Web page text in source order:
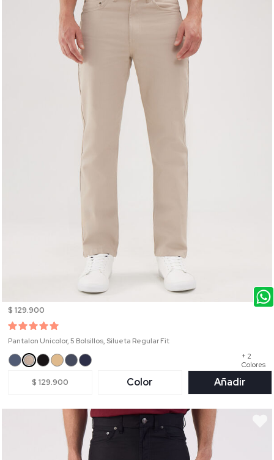
$ 129.900
Pantalon Unicolor, 5 Bolsillos, Silueta Regular Fit
+ 2
Colores
$ 129.900 Color Añadir